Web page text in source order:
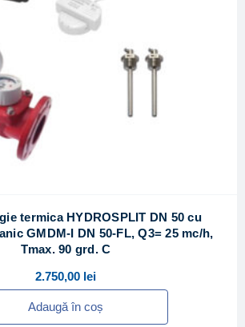
termica HYDROSPLIT DN 50 cu
GMDM-I DN 50-FL, Q3= 25 mc/h,
Tmax. 90 grd. C
2.750,00 lei
Adaugă în coș